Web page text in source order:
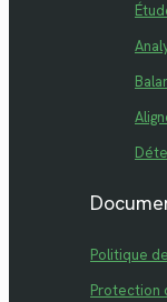
Politique
Protection